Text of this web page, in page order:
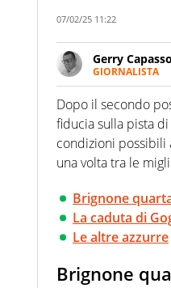
07/02/25 11:22
Gerry Capasso
GIORNALISTA
Per lui gli
innata di
Dopo il secondo
fiducia sulla pista di
condizioni possibili
una volta tra le
Brignone
La caduta di
Le altre azzurre
Brignone